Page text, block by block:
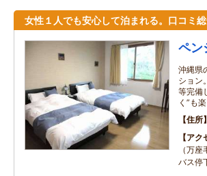
女性１人でも安心して泊まれる。口コミ
ペ
沖縄県
ション
等完備
く”も
住所
アク
（万
バス停